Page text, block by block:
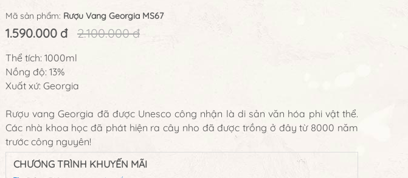
Mã sản phẩm: Rượu Vang Georgia MS67
1.590.000 đ 2.100.000 đ
Thể tích: 1000ml
Nồng độ: 13%
Xuất xứ: Georgia
Rượu vang Georgia đã được Unesco công nhận là di sản văn hóa phi vật thể.
Các nhà khoa học đã phát hiện ra cây nho đã được trồng ở đây từ 8000 năm
trước công nguyên!
CHƯƠNG TRÌNH KHUYẾN MÃI